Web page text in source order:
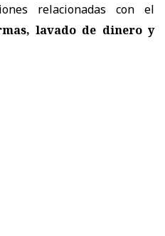
relacionadas con el
lavado de dinero y